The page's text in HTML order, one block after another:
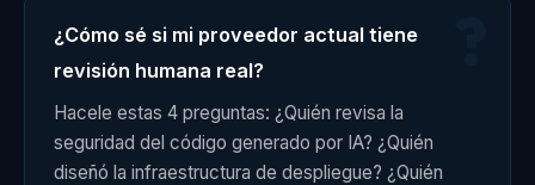
¿Cómo sé si mi proveedor actual tiene
revisión humana real?
Hacele estas 4 preguntas: ¿Quién revisa la
seguridad del código generado por IA? ¿Quién
diseñó la infraestructura de despliegue? ¿Quién